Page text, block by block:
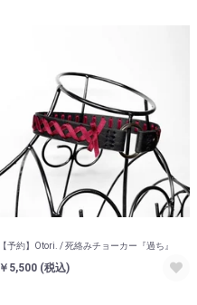
【予約】Otori. / 死絡みチョーカー『過ち』
￥5,500 (税込)